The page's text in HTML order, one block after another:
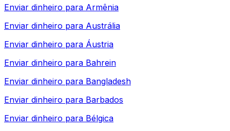
Enviar dinheiro para Armênia
Enviar dinheiro para Austrália
Enviar dinheiro para Áustria
Enviar dinheiro para Bahrein
Enviar dinheiro para Bangladesh
Enviar dinheiro para Barbados
Enviar dinheiro para Bélgica